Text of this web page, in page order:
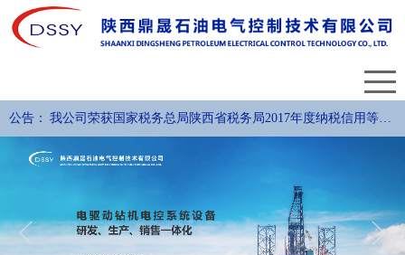
公告： 我公司荣获国家税务总局陕西省税务局2017年度纳税信用等级
评定A级纳税人称号。